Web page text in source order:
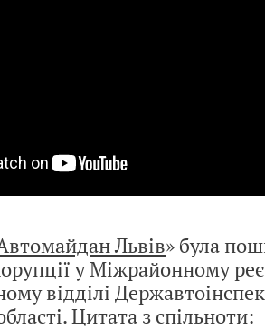
Львів» була
у Міжрайонному
відділі
Цитата з спільноти: